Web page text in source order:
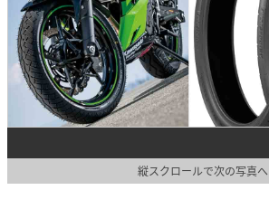
縦スクロールで次の写真へ